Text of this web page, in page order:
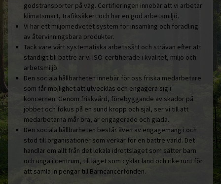
godstransporter på väg. Certifieringen innebär att vi arbetar
klimatsmart, trafiksäkert och har en god arbetsmiljö.
Vi har ett miljömedvetet system för insamling och förädling
av återvinningsbara produkter.
Tack vare vårt systematiska arbetssätt och strävan efter att
ständigt bli bättre är vi ISO-certifierade i kvalitet, miljö och
arbetsmiljö.
Den sociala hållbarheten innebär för oss friska medarbetare
som får möjlighet att utvecklas och engagera sig i
koncernen. Genom friskvård, förebyggande av skador på
jobbet och fokus på en sund kropp och själ, ser vi till att
medarbetarna mår bra, är engagerade och glada.
Den sociala hållbarheten består även av engagemang i och
stöd till organisationer som verkar för en bättre värld. Det
handlar om allt från det lokala idrottslaget som sätter barn
och unga i centrum, till laget som cyklar land och rike runt för
att samla in pengar till Barncancerfonden.